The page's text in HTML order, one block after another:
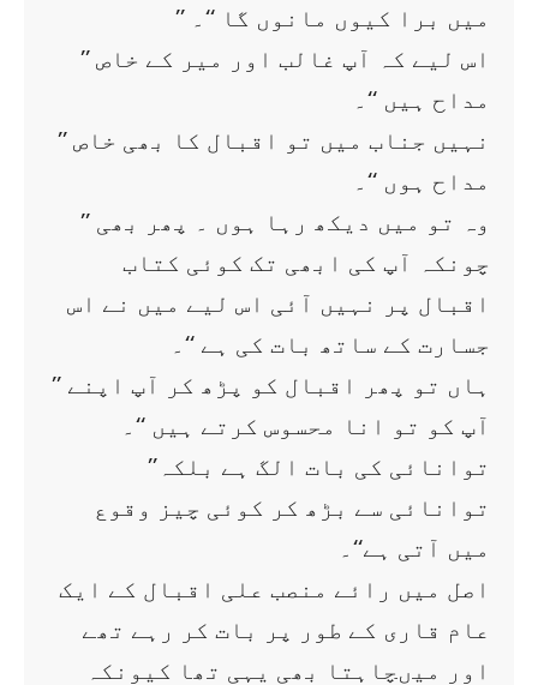
’’ میں برا کیوں مانوں گا ‘‘۔
’’ اس لیے کہ آپ غالب اور میر کے خاص
مداح ہیں ‘‘۔
’’ نہیں جناب میں تو اقبال کا بھی خاص
مداح ہوں ‘‘۔
’’ وہ تو میں دیکھ رہا ہوں ۔ پھر بھی
چونکہ آپ کی ابھی تک کوئی کتاب
اقبال پر نہیں آئی اس لیے میں نے اس
جسارت کے ساتھ بات کی ہے ‘‘۔
’’ ہاں تو پھر اقبال کو پڑھ کر آپ اپنے
آپ کو تو انا محسوس کرتے ہیں ‘‘۔
’’توانائی کی بات الگ ہے بلکہ
توانائی سے بڑھ کر کوئی چیز وقوع
میں آتی ہے‘‘۔
اصل میں رائے منصب علی اقبال کے ایک
عام قاری کے طور پر بات کر رہے تھے
اور میںچاہتا بھی یہی تھا کیونکہ